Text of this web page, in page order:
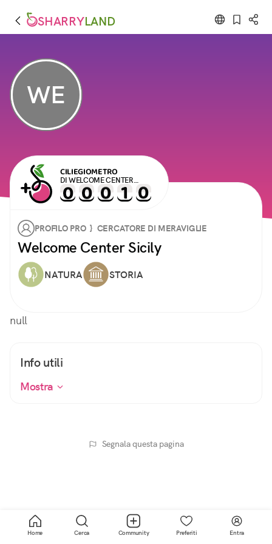
SHARRYLAND
WE
CILIEGIOMETRO
DI WELCOME CENTER
SICILY
PROFILO PRO } CERCATORE DI MERAVIGLIE
Welcome Center Sicily
NATURA STORIA
null
Info utili
Mostra
Segnala questa pagina
Home Cerca Community Preferiti Entra